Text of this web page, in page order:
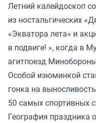
Летний калейдоскоп
из ностальгических
«Экватора лета» и
в подвиге! », когда в
агитпоезд
Особой изюминкой
гонка на
50 самых спортивных
География праздника